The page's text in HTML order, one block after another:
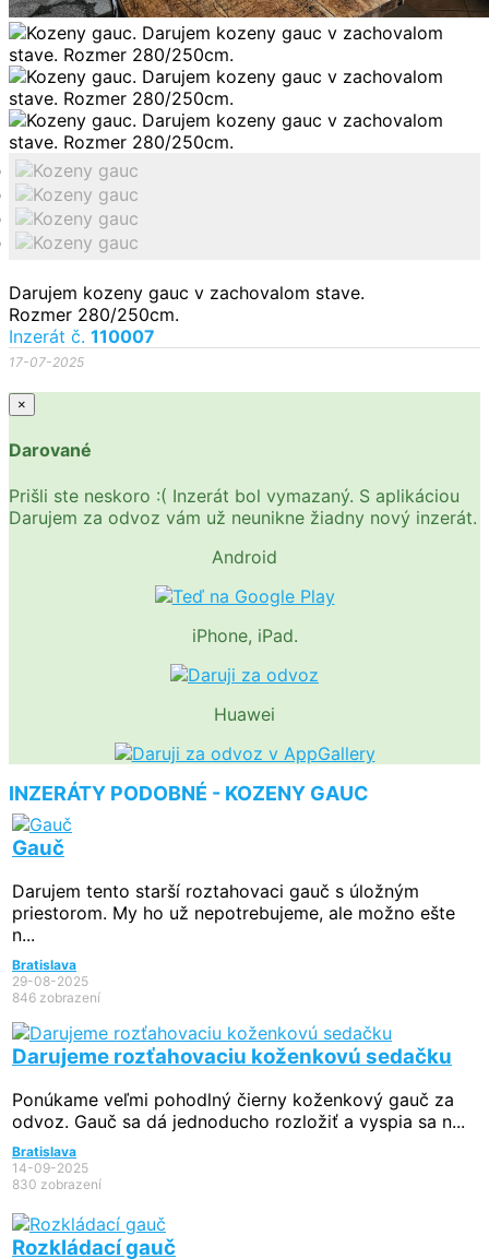
Darujem kozeny gauc v zachovalom stave.
Rozmer 280/250cm.
Inzerát č. 110007
17-07-2025
×
Darované
Prišli ste neskoro :( Inzerát bol vymazaný. S aplikáciou
Darujem za odvoz vám už neunikne žiadny nový inzerát.
Android
iPhone, iPad.
Huawei
INZERÁTY PODOBNÉ - KOZENY GAUC
Gauč
Darujem tento starší roztahovaci gauč s úložným
priestorom. My ho už nepotrebujeme, ale možno ešte
n...
Bratislava
29-08-2025
846 zobrazení
Darujeme rozťahovaciu koženkovú sedačku
Ponúkame veľmi pohodlný čierny koženkový gauč za
odvoz. Gauč sa dá jednoducho rozložiť a vyspia sa n...
Bratislava
14-09-2025
830 zobrazení
Rozkládací gauč